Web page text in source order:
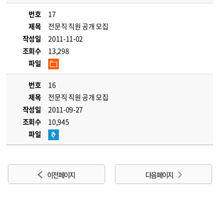
번호
17
제목
전문직 직원 공개 모집
작성일
2011-11-02
조회수
13,298
파일
번호
16
제목
전문직 직원 공개 모집
작성일
2011-09-27
조회수
10,945
파일
이전 페이지 다음 페이지